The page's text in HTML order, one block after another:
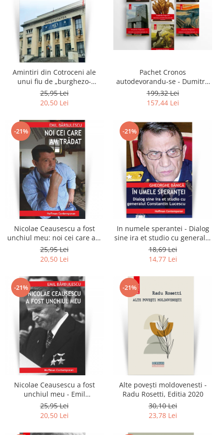
Amintiri din Cotroceni ale
unui fiu de „burghezo-
mosier”.Vol.3 - Sorin M.
Radulescu
25,95 Lei
20,50 Lei
Pachet Cronos
autodevorandu-se - Dumitru
Popescu (6 volume)
199,32 Lei
157,44 Lei
-21%
Nicolae Ceausescu a fost
unchiul meu: noi cei care am
tradat - Emil Barbulescu
25,95 Lei
20,50 Lei
-21%
In numele sperantei - Dialog
sine ira et studio cu generalul
Constantin Lucescu -
Gheorghe Banica
18,69 Lei
14,77 Lei
-21%
Nicolae Ceausescu a fost
unchiul meu - Emil
Barbulescu
25,95 Lei
20,50 Lei
-21%
Alte povești moldovenesti -
Radu Rosetti, Editia 2020
30,10 Lei
23,78 Lei